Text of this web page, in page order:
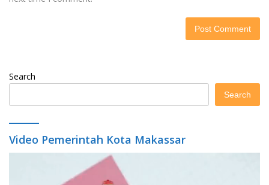
Search
Search
Video Pemerintah Kota Makassar